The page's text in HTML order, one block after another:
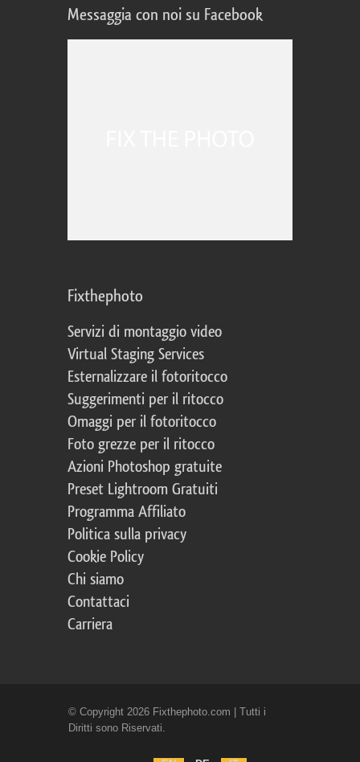
Messaggia con noi su Facebook
Fixthephoto
Servizi di montaggio video
Virtual Staging Services
Esternalizzare il fotoritocco
Suggerimenti per il ritocco
Omaggi per il fotoritocco
Foto grezze per il ritocco
Azioni Photoshop gratuite
Preset Lightroom Gratuiti
Programma Affiliato
Politica sulla privacy
Cookie Policy
Chi siamo
Contattaci
Carriera
© Copyright 2026 Fixthephoto.com | Tutti i
Diritti sono Riservati.